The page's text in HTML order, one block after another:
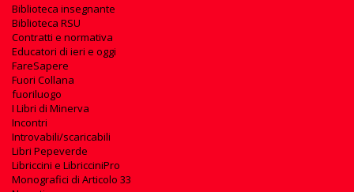
Biblioteca insegnante
Biblioteca RSU
Contratti e normativa
Educatori di ieri e oggi
FareSapere
Fuori Collana
fuoriluogo
I Libri di Minerva
Incontri
Introvabili/scaricabili
Libri Pepeverde
Libriccini e LibricciniPro
Monografici di Articolo 33